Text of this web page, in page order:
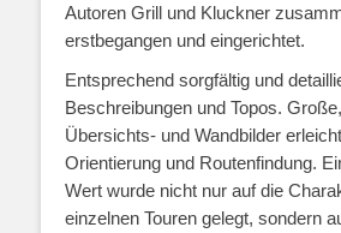
Autoren Grill und Kluckner
erstbegangen und eingerichtet.
Entsprechend sorgfältig und
Beschreibungen und Topos.
Übersichts- und Wandbilder
Orientierung und Routenfindung.
Wert wurde nicht nur auf die
einzelnen Touren gelegt, sondern